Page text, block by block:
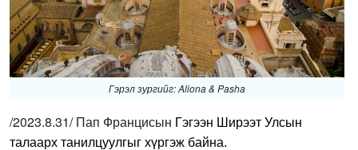
Гэрэл зургийг: Aliona & Pasha
/2023.8.31/ Пап Францисын Гэгээн Ширээт Улсын
талаарх танилцуулгыг хүргэж байна.